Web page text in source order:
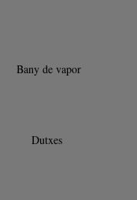
Bany de vapor
Dutxes